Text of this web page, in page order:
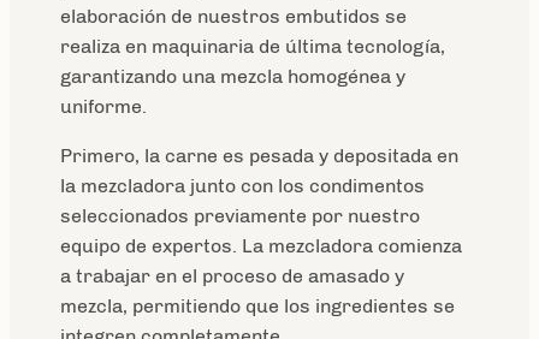
elaboración de nuestros embutidos se
realiza en maquinaria de última tecnología,
garantizando una mezcla homogénea y
uniforme.
Primero, la carne es pesada y depositada en
la mezcladora junto con los condimentos
seleccionados previamente por nuestro
equipo de expertos. La mezcladora comienza
a trabajar en el proceso de amasado y
mezcla, permitiendo que los ingredientes se